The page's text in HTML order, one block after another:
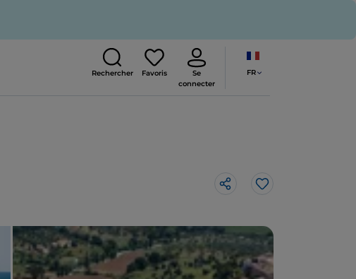
Rechercher Favoris
Se
connecter
FR
J’aime